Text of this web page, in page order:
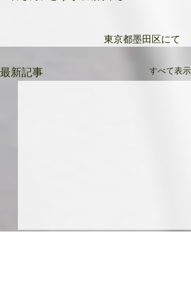
東京都墨田区にて
最新記事 すべて表示